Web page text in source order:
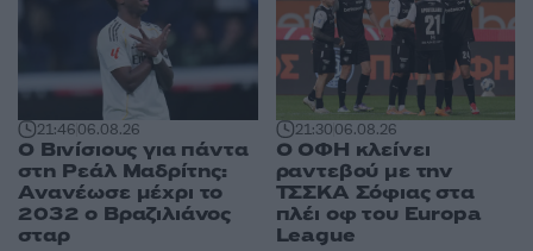
21:4606.08.26
Ο Βινίσιους για πάντα
στη Ρεάλ Μαδρίτης:
Ανανέωσε μέχρι το
2032 ο Βραζιλιάνος
σταρ
21:3006.08.26
Ο ΟΦΗ κλείνει
ραντεβού με την
ΤΣΣΚΑ Σόφιας στα
πλέι οφ του Europa
League